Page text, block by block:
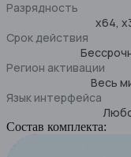
Разрядность
x64,
Срок действия
Регион активации
Весь
Язык интерфейса
Состав комплекта: